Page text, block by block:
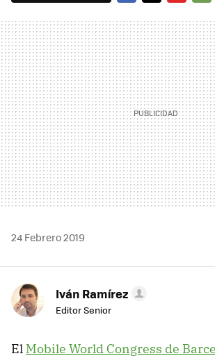
MAIL
24 Febrero 2019
Iván Ramírez
Editor Senior
El Mobile World Congress de